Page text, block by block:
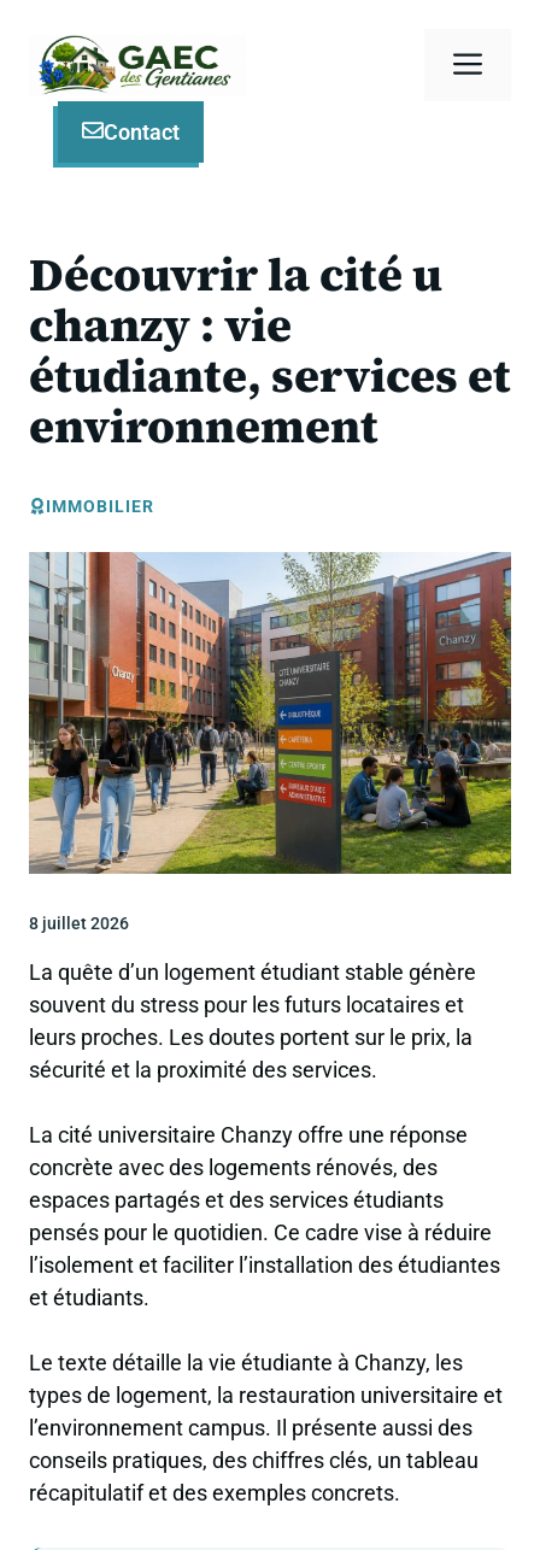
contenu
Contact
Découvrir la cité u
chanzy : vie
étudiante, services et
environnement
IMMOBILIER
8 juillet 2026
La quête d’un logement étudiant stable génère
souvent du stress pour les futurs locataires et
leurs proches. Les doutes portent sur le prix, la
sécurité et la proximité des services.
La cité universitaire Chanzy offre une réponse
concrète avec des logements rénovés, des
espaces partagés et des services étudiants
pensés pour le quotidien. Ce cadre vise à réduire
l’isolement et faciliter l’installation des étudiantes
et étudiants.
Le texte détaille la vie étudiante à Chanzy, les
types de logement, la restauration universitaire et
l’environnement campus. Il présente aussi des
conseils pratiques, des chiffres clés, un tableau
récapitulatif et des exemples concrets.